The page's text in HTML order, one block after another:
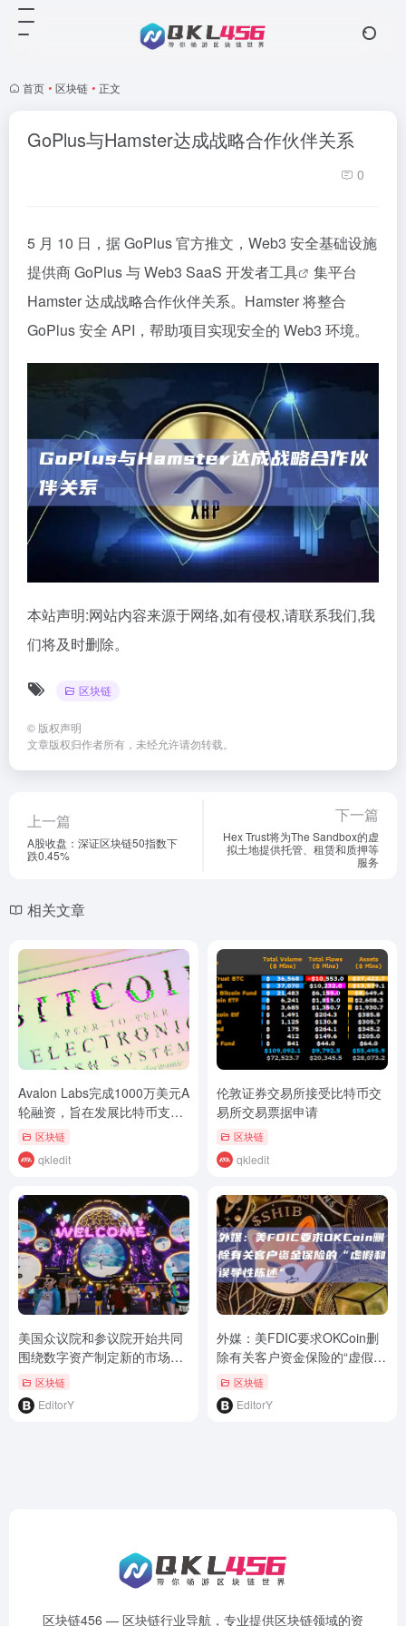
首页 • 区块链 • 正文
GoPlus与Hamster达成战略合作伙伴关系
0
5 月 10 日，据 GoPlus 官方推文，Web3 安全基础设施
提供商 GoPlus 与 Web3 SaaS 开发者工具
集平台
Hamster 达成战略合作伙伴关系。Hamster 将整合
GoPlus 安全 API，帮助项目实现安全的 Web3 环境。
本站声明:网站内容来源于网络,如有侵权,请联系我们,我
们将及时删除。
区块链
© 版权声明
文章版权归作者所有，未经允许请勿转载。
上一篇
A股收盘：深证区块链50指数下
跌0.45%
下一篇
Hex Trust将为The Sandbox的虚
拟土地提供托管、租赁和质押等
服务
相关文章
Avalon Labs完成1000万美元A
轮融资，旨在发展比特币支持
的稳定币
区块链
qkledit
伦敦证券交易所接受比特币交
易所交易票据申请
区块链
qkledit
美国众议院和参议院开始共同
围绕数字资产制定新的市场结
构规则区块链
EditorY
外媒：美FDIC要求OKCoin删
除有关客户资金保险的“虚假和
误导性陈述”
区块链
EditorY
区块链456 — 区块链行业导航，专业提供区块链领域的资